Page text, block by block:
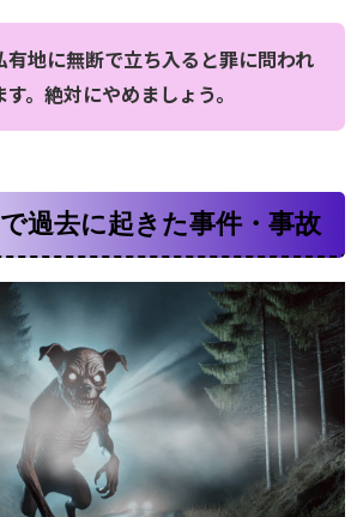
有地に無断で立ち入ると罪に問われ
す。絶対にやめましょう。
で過去に起きた事件・事故